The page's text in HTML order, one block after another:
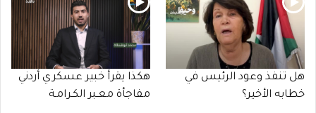
هل تنفذ وعود الرئيس في
خطابه الأخير؟
هكذا يقرأ خبير عسكري أردني
مفاجأة معـبر الكـرامـة